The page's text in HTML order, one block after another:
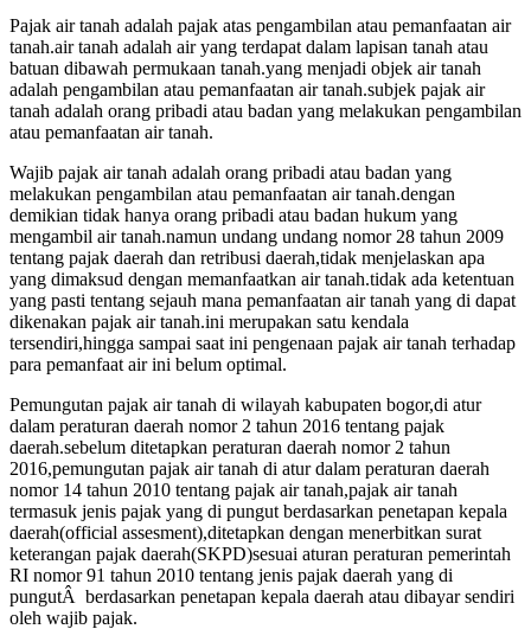
Pajak air tanah adalah pajak atas pengambilan atau pemanfaatan air
tanah.air tanah adalah air yang terdapat dalam lapisan tanah atau
batuan dibawah permukaan tanah.yang menjadi objek air tanah
adalah pengambilan atau pemanfaatan air tanah.subjek pajak air
tanah adalah orang pribadi atau badan yang melakukan pengambilan
atau pemanfaatan air tanah.
Wajib pajak air tanah adalah orang pribadi atau badan yang
melakukan pengambilan atau pemanfaatan air tanah.dengan
demikian tidak hanya orang pribadi atau badan hukum yang
mengambil air tanah.namun undang undang nomor 28 tahun 2009
tentang pajak daerah dan retribusi daerah,tidak menjelaskan apa
yang dimaksud dengan memanfaatkan air tanah.tidak ada ketentuan
yang pasti tentang sejauh mana pemanfaatan air tanah yang di dapat
dikenakan pajak air tanah.ini merupakan satu kendala
tersendiri,hingga sampai saat ini pengenaan pajak air tanah terhadap
para pemanfaat air ini belum optimal.
Pemungutan pajak air tanah di wilayah kabupaten bogor,di atur
dalam peraturan daerah nomor 2 tahun 2016 tentang pajak
daerah.sebelum ditetapkan peraturan daerah nomor 2 tahun
2016,pemungutan pajak air tanah di atur dalam peraturan daerah
nomor 14 tahun 2010 tentang pajak air tanah,pajak air tanah
termasuk jenis pajak yang di pungut berdasarkan penetapan kepala
daerah(official assesment),ditetapkan dengan menerbitkan surat
keterangan pajak daerah(SKPD)sesuai aturan peraturan pemerintah
RI nomor 91 tahun 2010 tentang jenis pajak daerah yang di
pungutÂ berdasarkan penetapan kepala daerah atau dibayar sendiri
oleh wajib pajak.